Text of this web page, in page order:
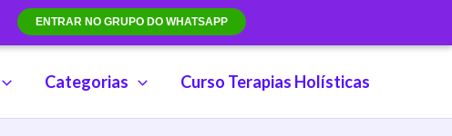
ENTRAR NO GRUPO DO WHATSAPP
Categorias Curso Terapias Holísticas